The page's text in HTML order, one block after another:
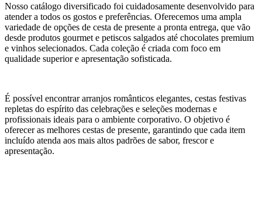
Nosso catálogo diversificado foi cuidadosamente desenvolvido para
atender a todos os gostos e preferências. Oferecemos uma ampla
variedade de opções de cesta de presente a pronta entrega​, que vão
desde produtos gourmet e petiscos salgados até chocolates premium
e vinhos selecionados. Cada coleção é criada com foco em
qualidade superior e apresentação sofisticada.
É possível encontrar arranjos românticos elegantes, cestas festivas
repletas do espírito das celebrações e seleções modernas e
profissionais ideais para o ambiente corporativo. O objetivo é
oferecer as melhores cestas de presente, garantindo que cada item
incluído atenda aos mais altos padrões de sabor, frescor e
apresentação.